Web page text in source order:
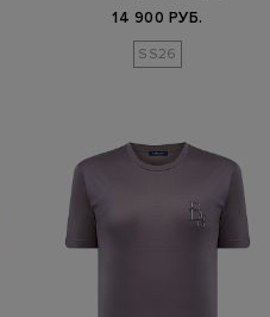
14 900 РУБ.
SS26